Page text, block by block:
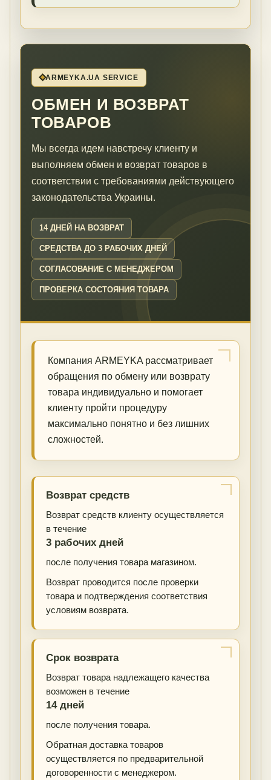
ARMEYKA.UA SERVICE
ОБМЕН И ВОЗВРАТ
ТОВАРОВ
Мы всегда идем навстречу клиенту и
выполняем обмен и возврат товаров в
соответствии с требованиями действующего
законодательства Украины.
14 ДНЕЙ НА ВОЗВРАТ
СРЕДСТВА ДО 3 РАБОЧИХ ДНЕЙ
СОГЛАСОВАНИЕ С МЕНЕДЖЕРОМ
ПРОВЕРКА СОСТОЯНИЯ ТОВАРА
Компания ARMEYKA рассматривает
обращения по обмену или возврату
товара индивидуально и помогает
клиенту пройти процедуру
максимально понятно и без лишних
сложностей.
Возврат средств
Возврат средств клиенту осуществляется
в течение
3 рабочих дней
после получения товара магазином.
Возврат проводится после проверки
товара и подтверждения соответствия
условиям возврата.
Срок возврата
Возврат товара надлежащего качества
возможен в течение
14 дней
после получения товара.
Обратная доставка товаров
осуществляется по предварительной
договоренности с менеджером.